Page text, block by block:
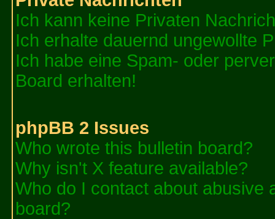
Ich kann keine Privaten
Ich erhalte dauernd ungewollte
Ich habe eine Spam- oder
Board erhalten!
phpBB 2 Issues
Who wrote this bulletin board?
Why isn't X feature available?
Who do I contact about abusive
board?